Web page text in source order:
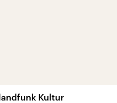
Kultur